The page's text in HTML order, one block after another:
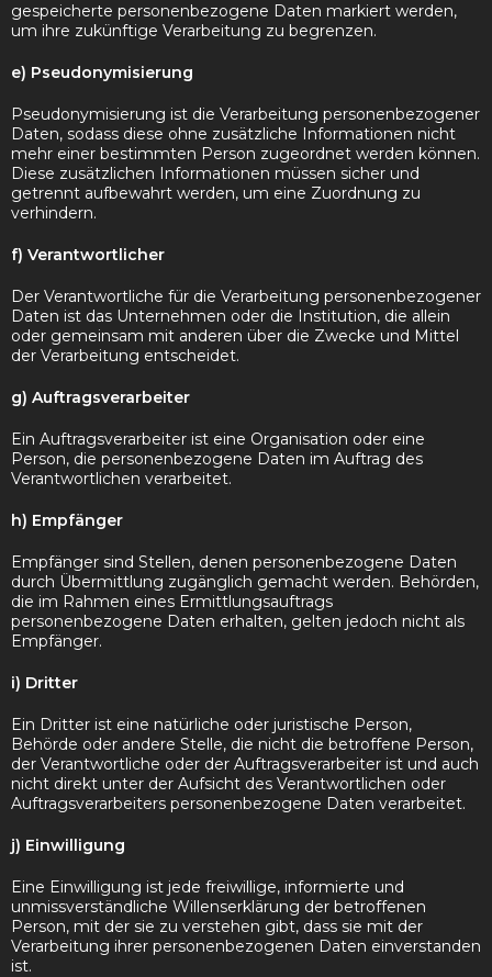
gespeicherte personenbezogene Daten markiert werden,
um ihre zukünftige Verarbeitung zu begrenzen.
e) Pseudonymisierung
Pseudonymisierung ist die Verarbeitung personenbezogener
Daten, sodass diese ohne zusätzliche Informationen nicht
mehr einer bestimmten Person zugeordnet werden können.
Diese zusätzlichen Informationen müssen sicher und
getrennt aufbewahrt werden, um eine Zuordnung zu
verhindern.
f) Verantwortlicher
Der Verantwortliche für die Verarbeitung personenbezogener
Daten ist das Unternehmen oder die Institution, die allein
oder gemeinsam mit anderen über die Zwecke und Mittel
der Verarbeitung entscheidet.
g) Auftragsverarbeiter
Ein Auftragsverarbeiter ist eine Organisation oder eine
Person, die personenbezogene Daten im Auftrag des
Verantwortlichen verarbeitet.
h) Empfänger
Empfänger sind Stellen, denen personenbezogene Daten
durch Übermittlung zugänglich gemacht werden. Behörden,
die im Rahmen eines Ermittlungsauftrags
personenbezogene Daten erhalten, gelten jedoch nicht als
Empfänger.
i) Dritter
Ein Dritter ist eine natürliche oder juristische Person,
Behörde oder andere Stelle, die nicht die betroffene Person,
der Verantwortliche oder der Auftragsverarbeiter ist und auch
nicht direkt unter der Aufsicht des Verantwortlichen oder
Auftragsverarbeiters personenbezogene Daten verarbeitet.
j) Einwilligung
Eine Einwilligung ist jede freiwillige, informierte und
unmissverständliche Willenserklärung der betroffenen
Person, mit der sie zu verstehen gibt, dass sie mit der
Verarbeitung ihrer personenbezogenen Daten einverstanden
ist.